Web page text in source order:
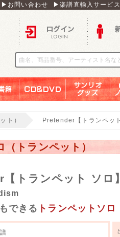
▶お問い合わせ ▶楽譜直輸入サービス
ト） Pretender【トランペッ
トランペット）
トランペット ソロ】
できる トランペットソロ